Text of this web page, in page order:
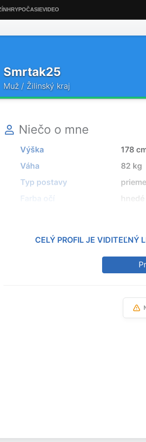
Smrtak25
Muž / Žilinský kraj
Niečo o mne
Výška
178
Váha
82 kg
Typ postavy
Farba očí
hnedé
CELÝ PROFIL JE VIDITEĽNÝ